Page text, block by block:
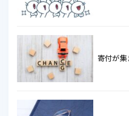
寄付が集